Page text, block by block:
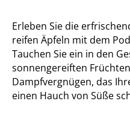
Erleben Sie die
reifen Äpfeln mit dem
Tauchen Sie ein in den
sonnengereiften
Dampfvergnügen, das
einen Hauch von Süße